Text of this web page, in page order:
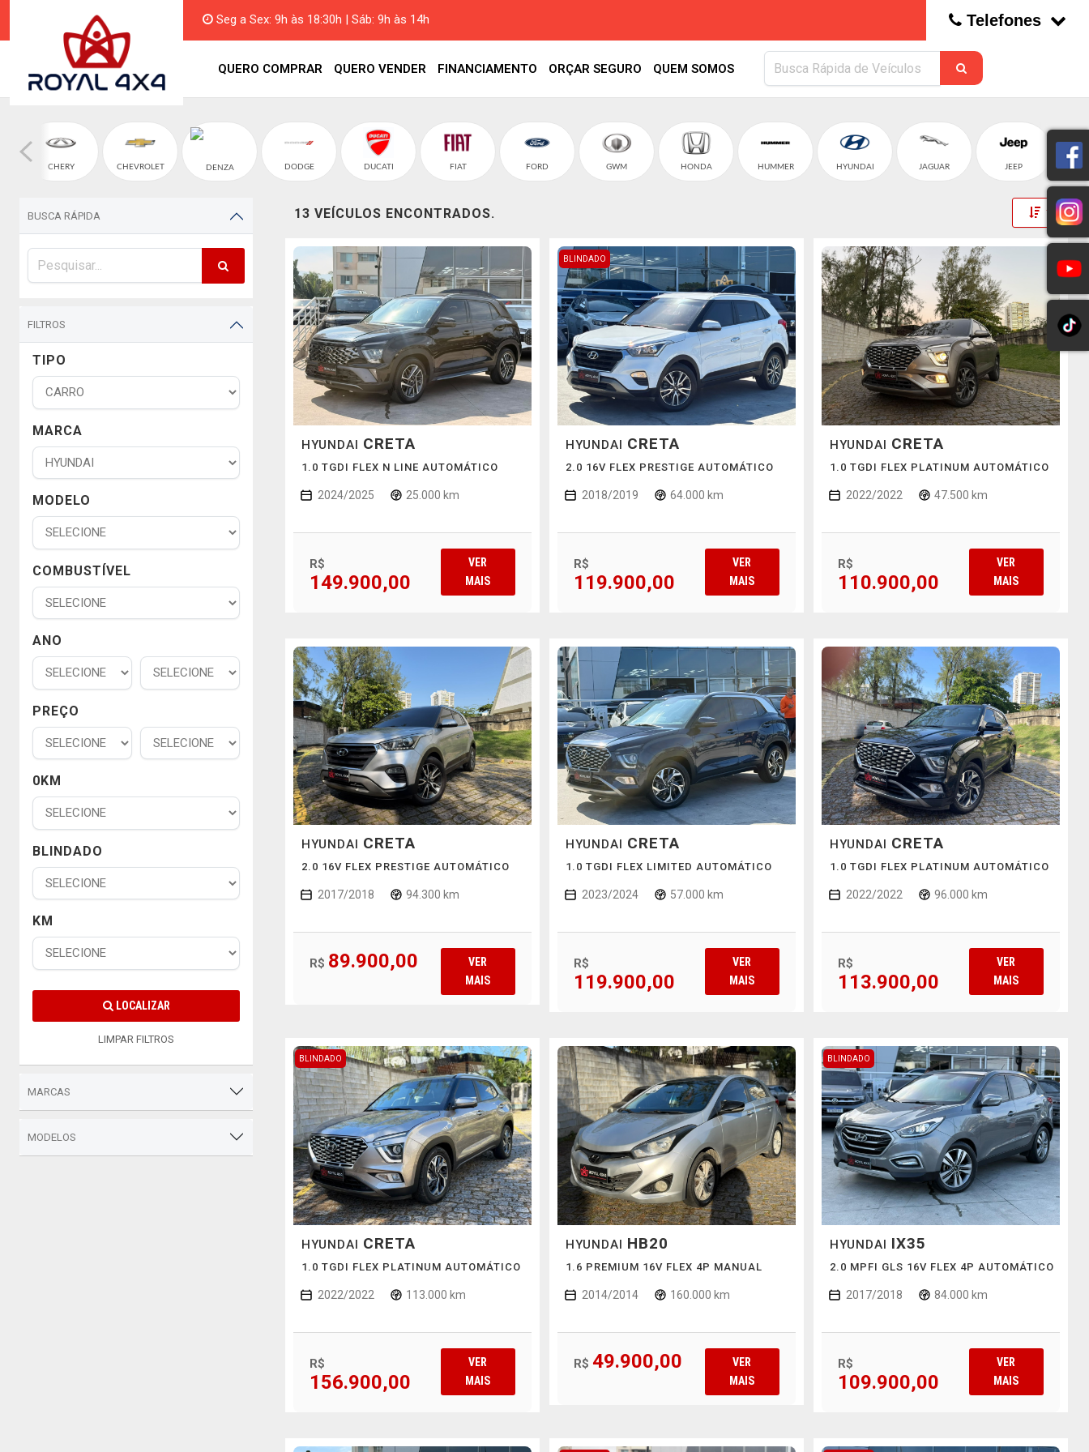
Seg a Sex: 9h às 18:30h | Sáb: 9h às 14h Telefones
QUERO COMPRAR QUERO VENDER FINANCIAMENTO ORÇAR SEGURO QUEM SOMOS
CHERY CHEVROLET DENZA DODGE DUCATI FIAT FORD GWM HONDA HUMMER HYUNDAI JAGUAR JEEP
BUSCA RÁPIDA
FILTROS
TIPO
MARCA
MODELO
COMBUSTÍVEL
ANO
PREÇO
0KM
BLINDADO
KM
LOCALIZAR
LIMPAR FILTROS
MARCAS
MODELOS
13 VEÍCULOS ENCONTRADOS. Toggle
HYUNDAI CRETA
1.0 TGDI FLEX N LINE AUTOMÁTICO
2024/2025 25.000 km
R$
149.900,00
VER
MAIS
BLINDADO
HYUNDAI CRETA
2.0 16V FLEX PRESTIGE AUTOMÁTICO
2018/2019 64.000 km
R$
119.900,00
VER
MAIS
HYUNDAI CRETA
1.0 TGDI FLEX PLATINUM AUTOMÁTICO
2022/2022 47.500 km
R$
110.900,00
VER
MAIS
HYUNDAI CRETA
2.0 16V FLEX PRESTIGE AUTOMÁTICO
2017/2018 94.300 km
R$ 89.900,00
VER
MAIS
HYUNDAI CRETA
1.0 TGDI FLEX LIMITED AUTOMÁTICO
2023/2024 57.000 km
R$
119.900,00
VER
MAIS
HYUNDAI CRETA
1.0 TGDI FLEX PLATINUM AUTOMÁTICO
2022/2022 96.000 km
R$
113.900,00
VER
MAIS
BLINDADO
HYUNDAI CRETA
1.0 TGDI FLEX PLATINUM AUTOMÁTICO
2022/2022 113.000 km
R$
156.900,00
VER
MAIS
HYUNDAI HB20
1.6 PREMIUM 16V FLEX 4P MANUAL
2014/2014 160.000 km
R$ 49.900,00
VER
MAIS
BLINDADO
HYUNDAI IX35
2.0 MPFI GLS 16V FLEX 4P AUTOMÁTICO
2017/2018 84.000 km
R$
109.900,00
VER
MAIS